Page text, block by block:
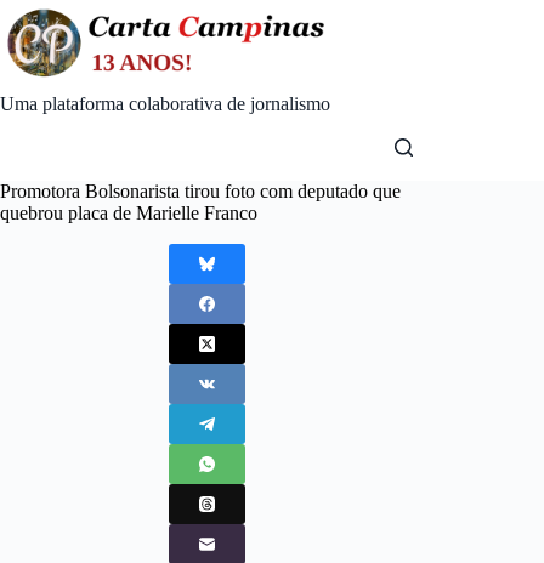
Skip
to
content
Uma plataforma colaborativa de jornalismo
Promotora Bolsonarista tirou foto com deputado que
quebrou placa de Marielle Franco